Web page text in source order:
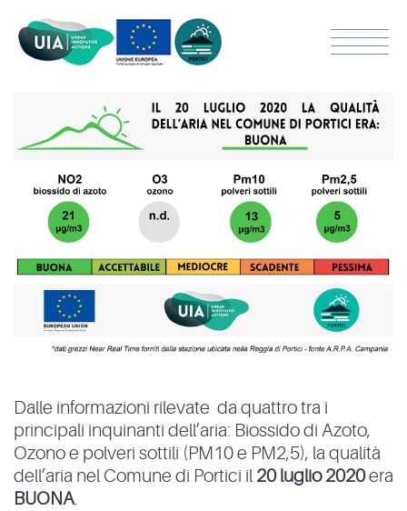
Dalle informazioni rilevate da quattro tra i
principali inquinanti dell’aria: Biossido di Azoto,
Ozono e polveri sottili (PM10 e PM2,5), la qualità
dell’aria nel Comune di Portici il 20 luglio 2020era
BUONA.